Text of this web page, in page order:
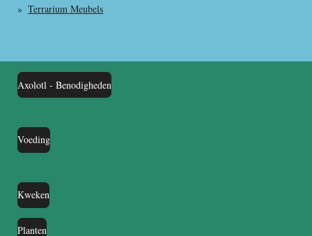
Terrarium Meubels
Axolotl - Benodigheden
Voeding
Kweken
Planten